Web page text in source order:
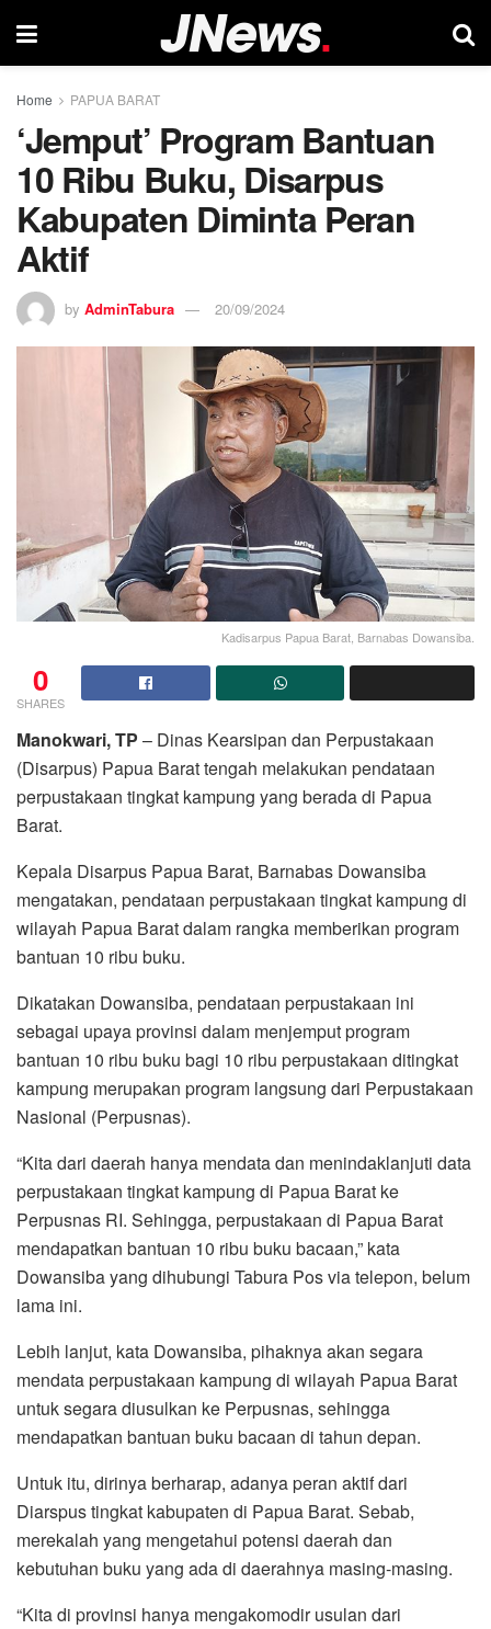
Home PAPUA BARAT
‘Jemput’ Program Bantuan
10 Ribu Buku, Disarpus
Kabupaten Diminta Peran
Aktif
by AdminTabura 20/09/2024
Kadisarpus Papua Barat, Barnabas Dowansiba.
0
SHARES
Manokwari, TP – Dinas Kearsipan dan Perpustakaan
(Disarpus) Papua Barat tengah melakukan pendataan
perpustakaan tingkat kampung yang berada di Papua
Barat.
Kepala Disarpus Papua Barat, Barnabas Dowansiba
mengatakan, pendataan perpustakaan tingkat kampung di
wilayah Papua Barat dalam rangka memberikan program
bantuan 10 ribu buku.
Dikatakan Dowansiba, pendataan perpustakaan ini
sebagai upaya provinsi dalam menjemput program
bantuan 10 ribu buku bagi 10 ribu perpustakaan ditingkat
kampung merupakan program langsung dari Perpustakaan
Nasional (Perpusnas).
“Kita dari daerah hanya mendata dan menindaklanjuti data
perpustakaan tingkat kampung di Papua Barat ke
Perpusnas RI. Sehingga, perpustakaan di Papua Barat
mendapatkan bantuan 10 ribu buku bacaan,” kata
Dowansiba yang dihubungi Tabura Pos via telepon, belum
lama ini.
Lebih lanjut, kata Dowansiba, pihaknya akan segara
mendata perpustakaan kampung di wilayah Papua Barat
untuk segara diusulkan ke Perpusnas, sehingga
mendapatkan bantuan buku bacaan di tahun depan.
Untuk itu, dirinya berharap, adanya peran aktif dari
Diarspus tingkat kabupaten di Papua Barat. Sebab,
merekalah yang mengetahui potensi daerah dan
kebutuhan buku yang ada di daerahnya masing-masing.
“Kita di provinsi hanya mengakomodir usulan dari